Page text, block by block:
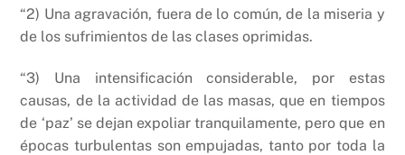
“2) Una agravación, fuera de lo común, de la miseria y
de los sufrimientos de las clases oprimidas.
“3) Una intensificación considerable, por estas
causas, de la actividad de las masas, que en tiempos
de ‘paz’ se dejan expoliar tranquilamente, pero que en
épocas turbulentas son empujadas, tanto por toda la